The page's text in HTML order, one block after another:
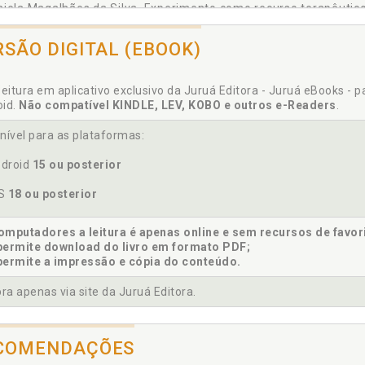
Magalhães da Silva. Experimento como recurso
Magalhães da Silva. Poder e submissão nos sistemas
gestáltica, p. 93
Gestalt-terapia de casal e família: um pouco
como recurso terapêutico no trabalho com casais e
Experimento como recurso terapêutico no trabalho com
Genograma numa concepção de campo
Teresinha Mello da Silveira, p. 139
Gestalt-terapia de casal e família: um pouco
Teresinha Mello da Silveira, p. 25
Idoso, corpo e sexualidade: histórias não contadas na
DIGITAL (EBOOK)
em aplicativo exclusivo da Juruá Editora - Juruá eBooks -
Não compatível KINDLE, LEV, KOBO e outros e-Readers.
para as plataformas:
15 ou posterior
18 ou posterior
a leitura é apenas online e sem recursos de
download do livro em formato PDF;
a impressão e cópia do conteúdo.
apenas via site da Juruá Editora.